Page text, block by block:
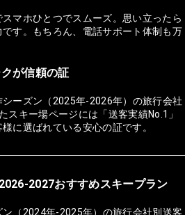
マホひとつでスムーズ。思い立ったら
す。もちろん、電話サポート体制も万
が信頼の証
ーズン（2025年-2026年）の旅行会社
スキー場ページには「送客実績No.1」
に選ばれている安心の証です。
2027おすすめスキープラン
（2024年-2025年）の旅行会社別送客